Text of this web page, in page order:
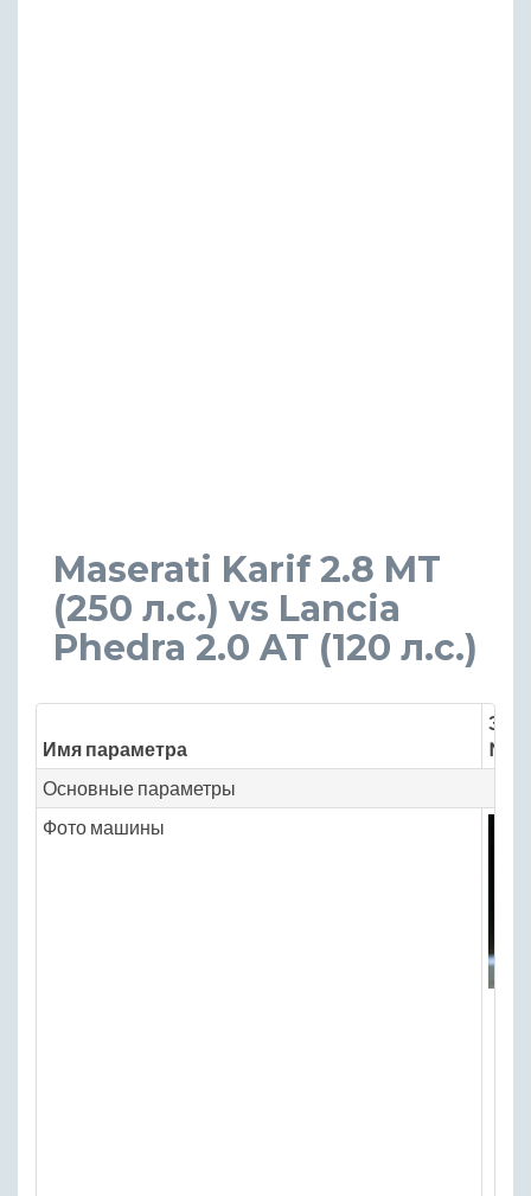
Maserati Karif 2.8 MT
(250 л.с.) vs Lancia
Phedra 2.0 AT (120 л.с.)
Имя параметра
Основные параметры
Фото машины